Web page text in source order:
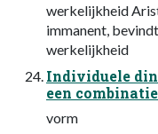
werkelijkheid
immanent,
werkelijkheid
Individuele
een
vorm